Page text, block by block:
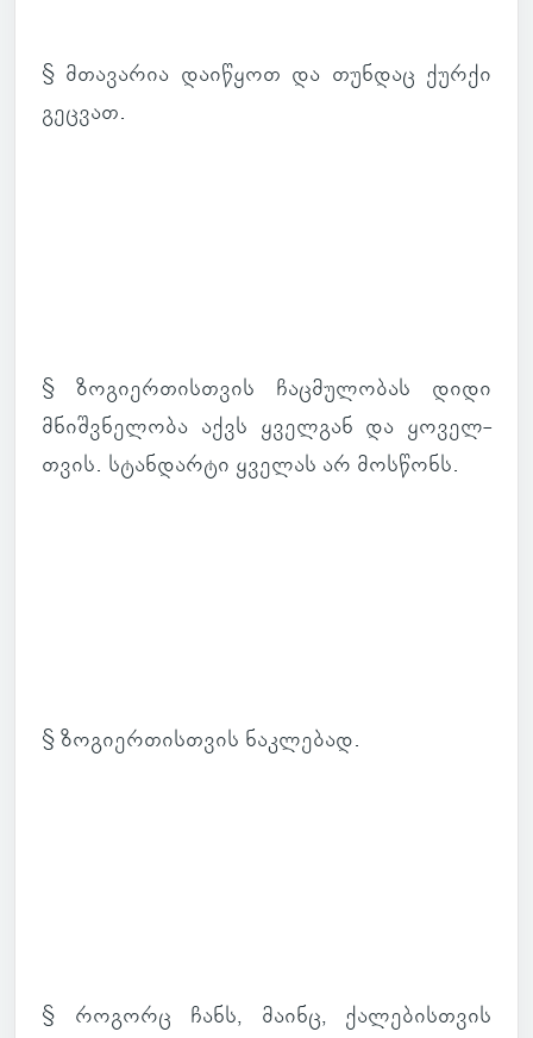
§ მთა­ვა­რია და­ი­წყოთ და თუნ­დაც ქურქი
გეც­ვათ.
§ ზო­გი­ერ­თის­თვის ჩაც­მუ­ლო­ბას დიდი
მნიშ­ვნე­ლობა აქვს ყველ­გან და ყო­ველ­
თვის. სტან­დარტი ყვე­ლას არ მოს­წონს.
§ ზო­გი­ერ­თის­თვის ნაკ­ლე­ბად.
§ რო­გორც ჩანს, მაინც, ქა­ლე­ბის­თვის